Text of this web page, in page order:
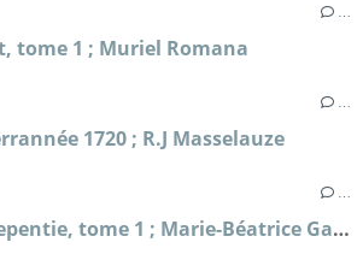
tome 1 ; Muriel Romana
1720 ; R.J Masselauze
La falaise de la Repentie, tome 1 ; Marie-Béatrice Gauvin